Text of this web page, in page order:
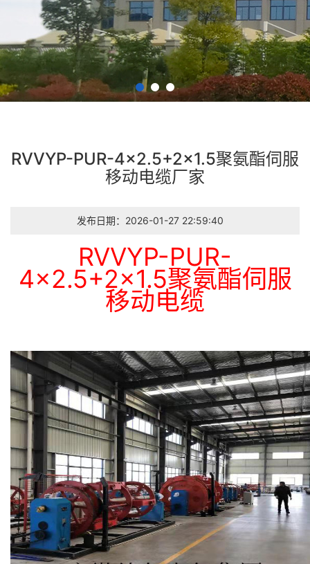
RVVYP-PUR-4×2.5+2×1.5聚氨酯伺服
移动电缆厂家
发布日期：2026-01-27 22:59:40
RVVYP-PUR-
4×2.5+2×1.5聚氨酯伺服
移动电缆